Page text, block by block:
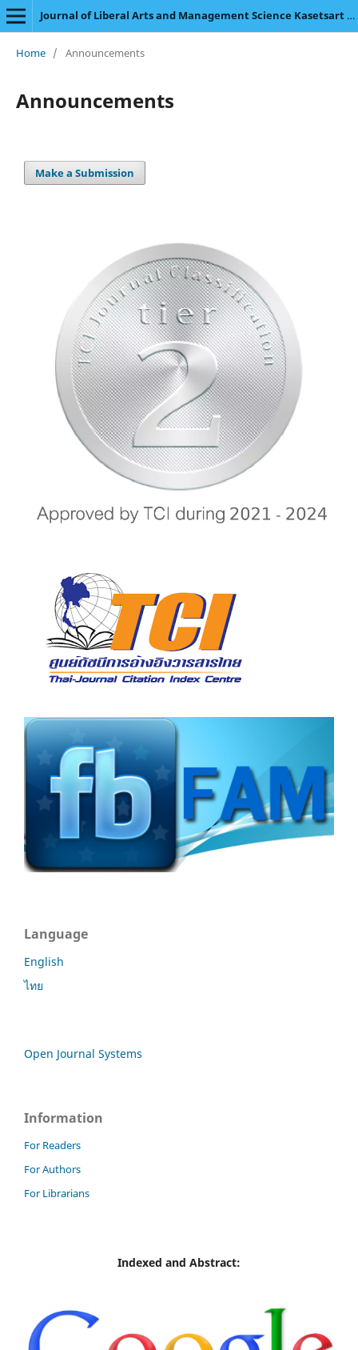
Journal of Liberal Arts and Management Science Kasetsart University
Home / Announcements
Announcements
Make a Submission
Language
English
ไทย
Open Journal Systems
Information
For Readers
For Authors
For Librarians
Indexed and Abstract: